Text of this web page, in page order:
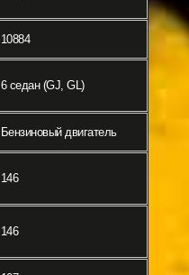
10884
6 седан (GJ, GL)
Бензиновый двигатель
146
146